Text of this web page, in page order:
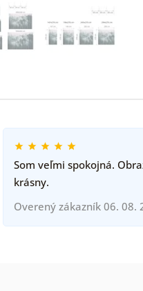
Som veľmi spokojná.
krásny.
Overený zákazník 06. 08.